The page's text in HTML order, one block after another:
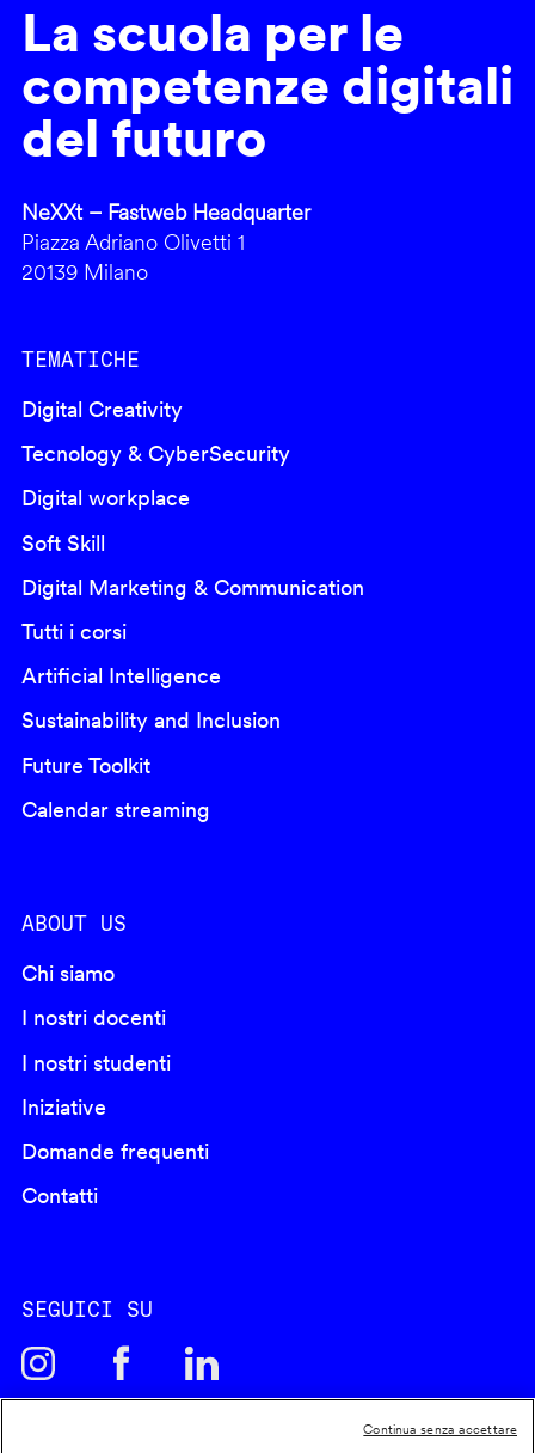
La scuola per le
competenze digitali
del futuro
NeXXt – Fastweb Headquarter
Piazza Adriano Olivetti 1
20139 Milano
TEMATICHE
Digital Creativity
Tecnology & CyberSecurity
Digital workplace
Soft Skill
Digital Marketing & Communication
Tutti i corsi
Artificial Intelligence
Sustainability and Inclusion
Future Toolkit
Calendar streaming
ABOUT US
Chi siamo
I nostri docenti
I nostri studenti
Iniziative
Domande frequenti
Contatti
SEGUICI SU
Continua senza accettare